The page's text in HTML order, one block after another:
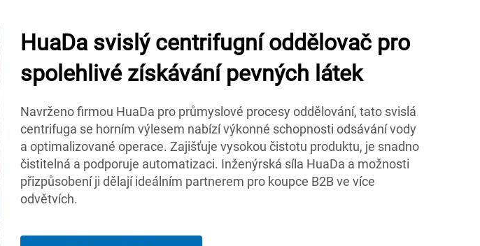
HuaDa svislý centrifugní oddělovač pro
spolehlivé získávání pevných látek
Navrženo firmou HuaDa pro průmyslové procesy oddělování, tato svislá
centrifuga se horním výlesem nabízí výkonné schopnosti odsávání vody
a optimalizované operace. Zajišťuje vysokou čistotu produktu, je snadno
čistitelná a podporuje automatizaci. Inženýrská síla HuaDa a možnosti
přizpůsobení ji dělají ideálním partnerem pro koupce B2B ve více
odvětvích.